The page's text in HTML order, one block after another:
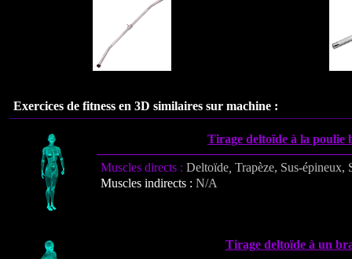
Exercices de fitness en 3D similaires sur machine :
Tirage deltoïde à la poulie
Muscles directs : Deltoïde Trapèze, Sus-épineux,
Muscles indirects : N/A
Tirage deltoïde à un